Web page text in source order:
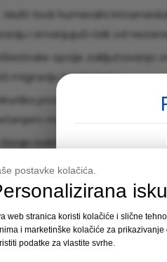
: Multi-lock humeralni
i smanjujući rizik od
Višestruke opcije zaključavanja
migraciju implantata.
Hirurška procedura za
mekog tkiva i bržim
: Dizajn nokta omogućava
implantacije
postavke kolačića.
web stranica koristi kolačiće i slične
i marketinške kolačiće za
podatke za vlastite svrhe.